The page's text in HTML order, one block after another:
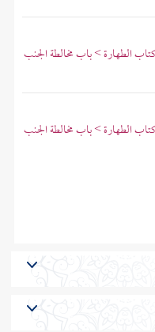
الطهارة > باب مخالطة الجنب
الطهارة > باب مخالطة الجنب